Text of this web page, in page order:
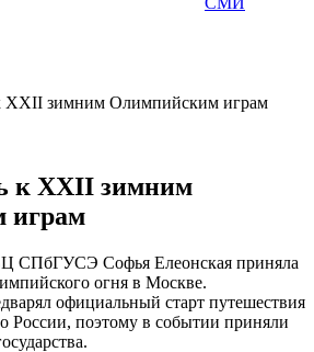
XXII зимним Олимпийским играм
к XXII зимним
играм
СПбГУСЭ Софья Елеонская приняла
огня в Москве.
официальный старт путешествия
России, поэтому в событии приняли